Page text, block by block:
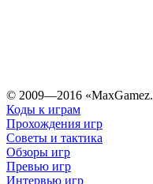
© 2009—2016
Коды к играм
Прохождения игр
Советы и тактика
Обзоры игр
Превью игр
Интервью игр